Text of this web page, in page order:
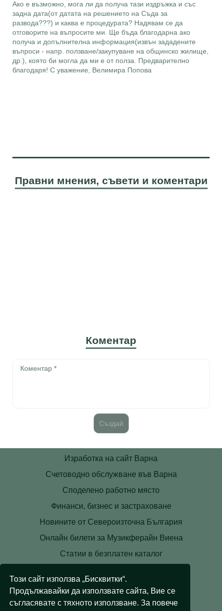
Този сайт използва „Бисквитки“.
Продължавайки да използвате сайта, Вие се
съгласявате с тяхното използване. За повече
Ако е възможно, мога ли да получа тази издръжка и със
задна дата(от датата на решението на Съда за
развода???) и каква е процедурата? Надявам се да
отговорите на въпросите ми. Ще бъда благодарна ако
получа и допълнителна информация(извън зададените
въпроси - напр. ползване/закупуване на общинско жилище,
др.), която би могла да ми е от полза. Предварително
благодаря! С уважение, Велимира Попова
Правни мнения, съвети и коментари
Коментар
Изработка на сайт Варна
Счетоводно обслужване във Варна
Споделено работно място
Финанси, бизнес и застраховане
Новините от Североизточна България
Онлайн билети за Музикферайн Виена
Статии в безплатен каталог
Лични данни